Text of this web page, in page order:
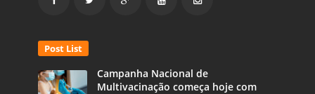
Post List
Campanha Nacional de
Multivacinação começa hoje com